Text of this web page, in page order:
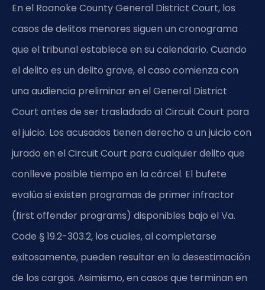
En el Roanoke County General District Court, los
casos de delitos menores siguen un cronograma
que el tribunal establece en su calendario. Cuando
el delito es un delito grave, el caso comienza con
una audiencia preliminar en el General District
Court antes de ser trasladado al Circuit Court para
el juicio. Los acusados tienen derecho a un juicio con
jurado en el Circuit Court para cualquier delito que
conlleve posible tiempo en la cárcel. El bufete
evalúa si existen programas de primer infractor
(first offender programs) disponibles bajo el Va.
Code § 19.2-303.2, los cuales, al completarse
exitosamente, pueden resultar en la desestimación
de los cargos. Asimismo, en casos que terminan en